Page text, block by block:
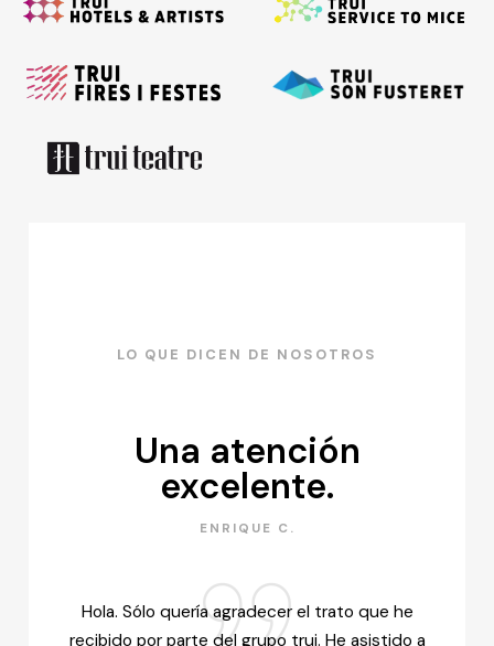
LO QUE DICEN DE NOSOTROS
Una atención
excelente.
ENRIQUE C.
Hola. Sólo quería agradecer el trato que he
recibido por parte del grupo trui. He asistido a